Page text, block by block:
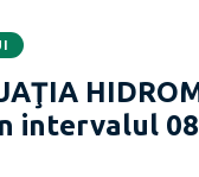
intervalul